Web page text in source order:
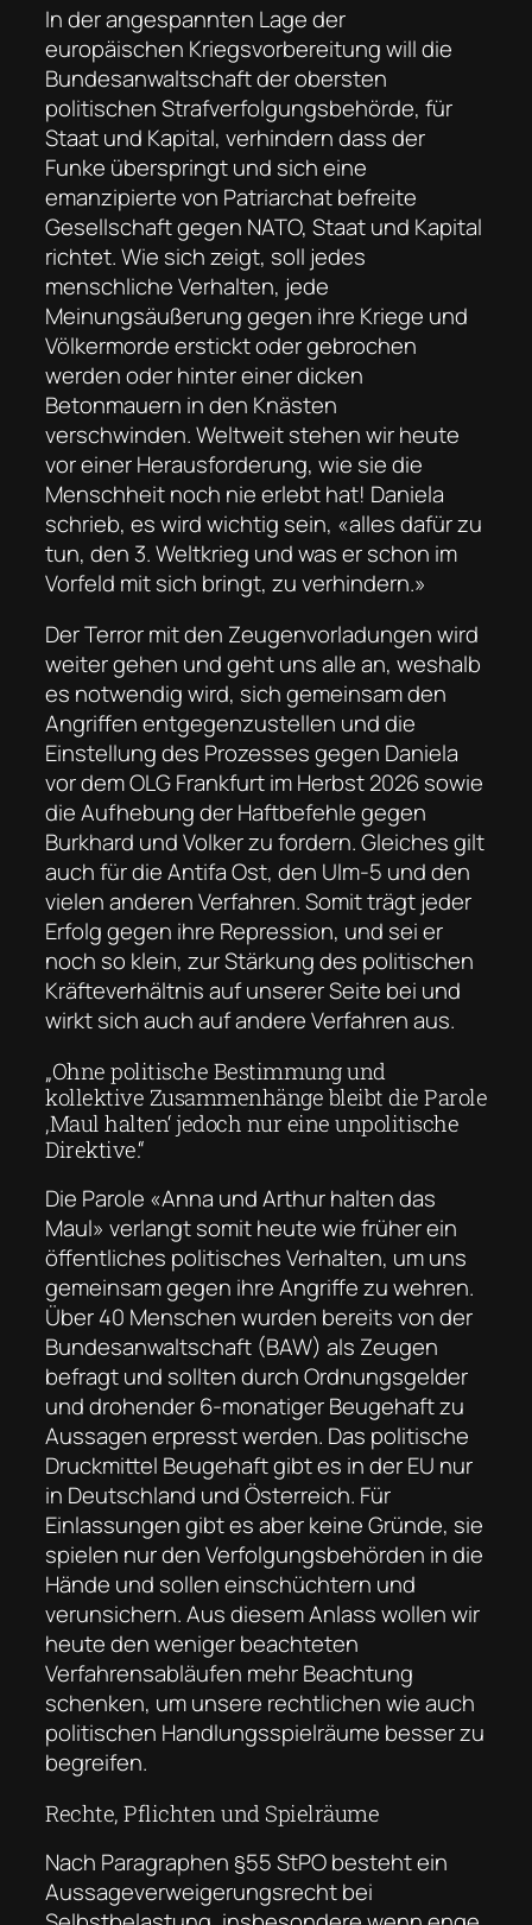
In der angespannten Lage der
europäischen Kriegsvorbereitung will die
Bundesanwaltschaft der obersten
politischen Strafverfolgungsbehörde, für
Staat und Kapital, verhindern dass der
Funke überspringt und sich eine
emanzipierte von Patriarchat befreite
Gesellschaft gegen NATO, Staat und Kapital
richtet. Wie sich zeigt, soll jedes
menschliche Verhalten, jede
Meinungsäußerung gegen ihre Kriege und
Völkermorde erstickt oder gebrochen
werden oder hinter einer dicken
Betonmauern in den Knästen
verschwinden. Weltweit stehen wir heute
vor einer Herausforderung, wie sie die
Menschheit noch nie erlebt hat! Daniela
schrieb, es wird wichtig sein, «alles dafür zu
tun, den 3. Weltkrieg und was er schon im
Vorfeld mit sich bringt, zu verhindern.»
Der Terror mit den Zeugenvorladungen wird
weiter gehen und geht uns alle an, weshalb
es notwendig wird, sich gemeinsam den
Angriffen entgegenzustellen und die
Einstellung des Prozesses gegen Daniela
vor dem OLG Frankfurt im Herbst 2026 sowie
die Aufhebung der Haftbefehle gegen
Burkhard und Volker zu fordern. Gleiches gilt
auch für die Antifa Ost, den Ulm-5 und den
vielen anderen Verfahren. Somit trägt jeder
Erfolg gegen ihre Repression, und sei er
noch so klein, zur Stärkung des politischen
Kräfteverhältnis auf unserer Seite bei und
wirkt sich auch auf andere Verfahren aus.
„Ohne politische Bestimmung und
kollektive Zusammenhänge bleibt die Parole
‚Maul halten‘ jedoch nur eine unpolitische
Direktive.“
Die Parole «Anna und Arthur halten das
Maul» verlangt somit heute wie früher ein
öffentliches politisches Verhalten, um uns
gemeinsam gegen ihre Angriffe zu wehren.
Über 40 Menschen wurden bereits von der
Bundesanwaltschaft (BAW) als Zeugen
befragt und sollten durch Ordnungsgelder
und drohender 6-monatiger Beugehaft zu
Aussagen erpresst werden. Das politische
Druckmittel Beugehaft gibt es in der EU nur
in Deutschland und Österreich. Für
Einlassungen gibt es aber keine Gründe, sie
spielen nur den Verfolgungsbehörden in die
Hände und sollen einschüchtern und
verunsichern. Aus diesem Anlass wollen wir
heute den weniger beachteten
Verfahrensabläufen mehr Beachtung
schenken, um unsere rechtlichen wie auch
politischen Handlungsspielräume besser zu
begreifen.
Rechte, Pflichten und Spielräume
Nach Paragraphen §55 StPO besteht ein
Aussageverweigerungsrecht bei